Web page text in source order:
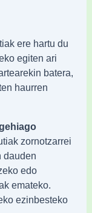
ere hartu du
egiten ari
batera,
haurren
zornotzarrei
dauden
edo
emateko.
ezinbesteko